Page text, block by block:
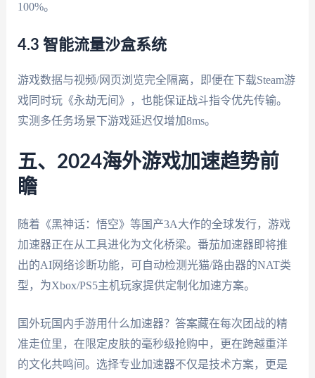
100%。
4.3 智能流量沙盒系统
游戏数据与视频/网页浏览完全隔离，即便在下载Steam游
戏同时玩《永劫无间》，也能保证战斗指令优先传输。
实测多任务场景下游戏延迟仅增加8ms。
五、2024海外游戏加速趋势前
瞻
随着《黑神话：悟空》等国产3A大作的全球发行，游戏
加速器正在从工具进化为文化桥梁。番茄加速器即将推
出的AI网络诊断功能，可自动检测光猫/路由器的NAT类
型，为Xbox/PS5主机玩家提供定制化加速方案。
国外玩国内手游用什么加速器？答案藏在每次团战的精
准走位里，在限定皮肤的毫秒级抢购中，更在跨越重洋
的文化共鸣间。选择专业加速器不仅是技术方案，更是